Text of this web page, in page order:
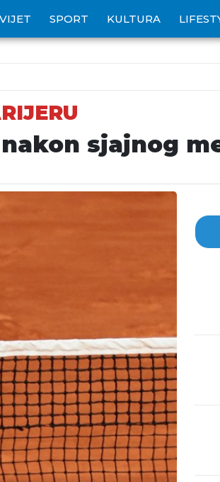
SPORT KULTURA
sjajnog